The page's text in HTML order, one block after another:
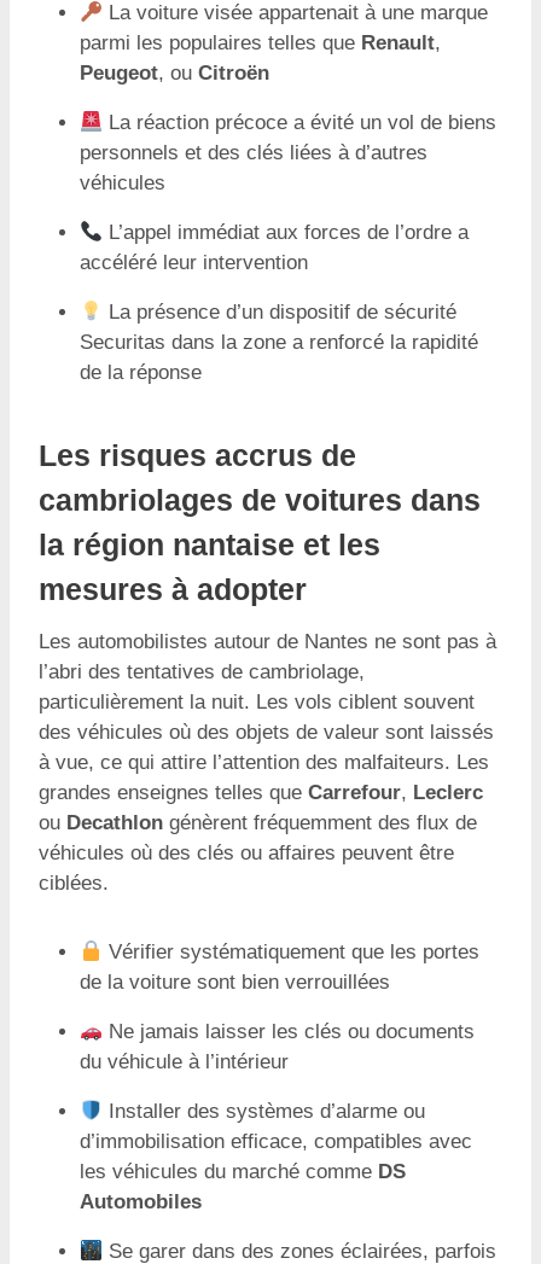
La voiture visée appartenait à une marque
parmi les populaires telles que Renault,
Peugeot, ou Citroën
La réaction précoce a évité un vol de biens
personnels et des clés liées à d’autres
véhicules
L’appel immédiat aux forces de l’ordre a
accéléré leur intervention
La présence d’un dispositif de sécurité
Securitas dans la zone a renforcé la rapidité
de la réponse
Les risques accrus de
cambriolages de voitures dans
la région nantaise et les
mesures à adopter
Les automobilistes autour de Nantes ne sont pas à
l’abri des tentatives de cambriolage,
particulièrement la nuit. Les vols ciblent souvent
des véhicules où des objets de valeur sont laissés
à vue, ce qui attire l’attention des malfaiteurs. Les
grandes enseignes telles que Carrefour, Leclerc
ou Decathlon génèrent fréquemment des flux de
véhicules où des clés ou affaires peuvent être
ciblées.
Vérifier systématiquement que les portes
de la voiture sont bien verrouillées
Ne jamais laisser les clés ou documents
du véhicule à l’intérieur
Installer des systèmes d’alarme ou
d’immobilisation efficace, compatibles avec
les véhicules du marché comme DS
Automobiles
Se garer dans des zones éclairées, parfois